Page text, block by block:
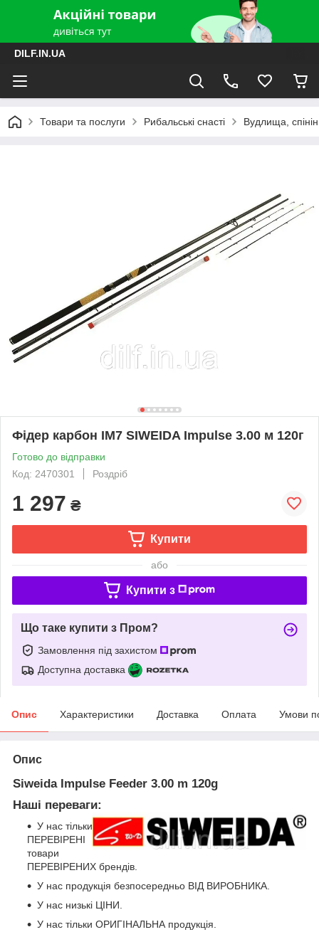
DILF.IN.UA
Товари та послуги Рибальські снасті Вудлища,
Фідер карбон IM7 SIWEIDA Impulse 3.00 м 120г
Готово до відправки
Код: 2470301
Роздріб
1 297 ₴
Купити
або
Купити з
Що таке купити з Пром?
Замовлення під захистом
Доступна доставка
Опис Характеристики Доставка Оплата Умови
Опис
Siweida Impulse Feeder 3.00 m 120g
Наші переваги:
У нас тільки
ПЕРЕВІРЕНІ
товари
ПЕРЕВІРЕНИХ брендів.
У нас продукція безпосередньо ВІД ВИРОБНИКА.
У нас низькі ЦІНИ.
У нас тільки ОРИГІНАЛЬНА продукція.